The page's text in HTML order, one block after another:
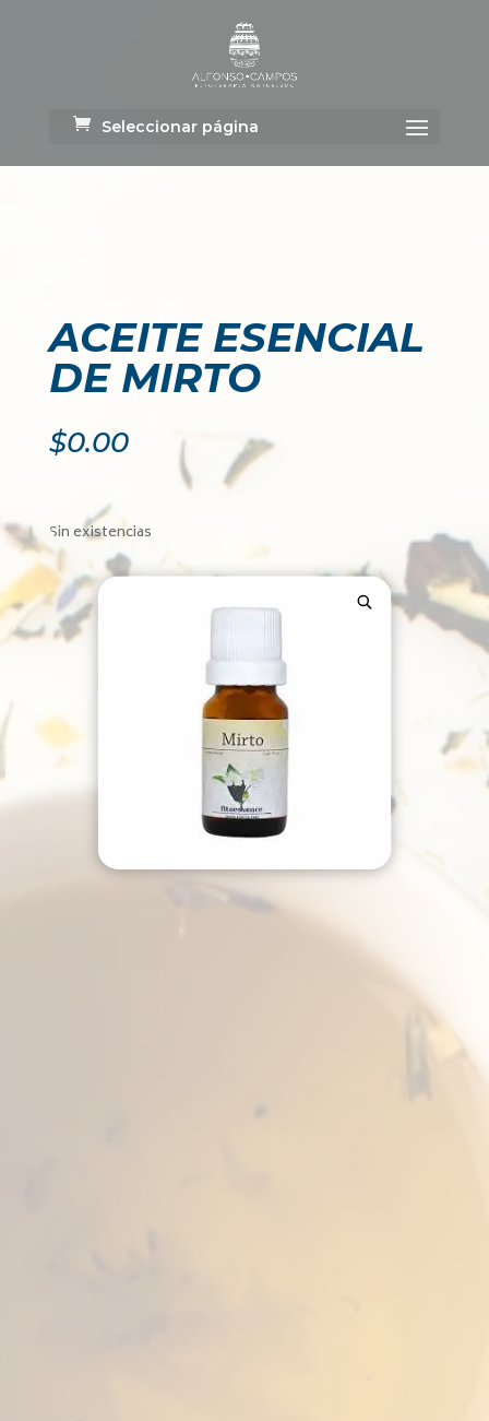
Seleccionar página
ACEITE ESENCIAL
DE MIRTO
$0.00
Sin existencias